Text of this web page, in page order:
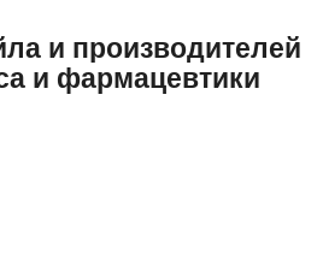
и производителей
и фармацевтики